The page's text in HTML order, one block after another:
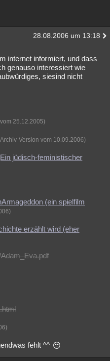
28.08.2006 um 13:18
internet informiert, und dass
genauso interessiert wie
siesind nicht
25.12.2005)
Version vom 10.09.2006)
jüdisch-feministischer
(ein spielfilm
erzählt wird (eher
fehlt ^^